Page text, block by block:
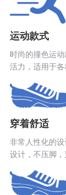
运动款式
时尚的撞色运
活力，适用于
穿着舒适
非常人性化的
设计，不压脚